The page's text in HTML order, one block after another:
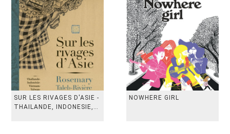
SUR LES RIVAGES D'ASIE -
THAILANDE, INDONESIE,
NOWHERE GIRL